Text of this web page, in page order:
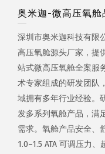
奥米迦-微高压氧舱
深圳市奥米迦科技有限
高压氧舱源头厂家，提
站式微高压氧舱全案服
术专家组成的研发团队
域拥有多年行业经验。
发多系列氧舱产品，满
需求。氧舱产品安全、
1.0–1.5 ATA 可调压力